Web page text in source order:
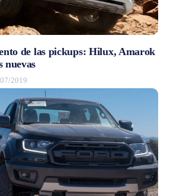
de las pickups: Hilux, Amarok
nuevas
2019